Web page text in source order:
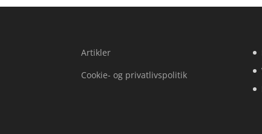
Artikler
Cookie- og privatlivspolitik